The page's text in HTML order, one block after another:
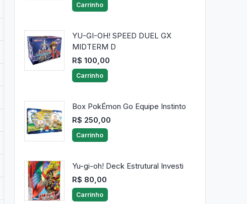
Carrinho
YU-GI-OH! SPEED DUEL GX
MIDTERM D
R$ 100,00
Carrinho
Box PokÉmon Go Equipe Instinto
R$ 250,00
Carrinho
Yu-gi-oh! Deck Estrutural Investi
R$ 80,00
Carrinho